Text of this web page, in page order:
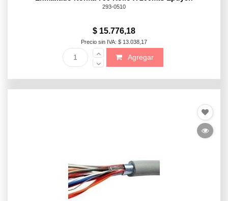
293-0510
$ 15.776,18
Precio sin IVA: $ 13.038,17
Agregar